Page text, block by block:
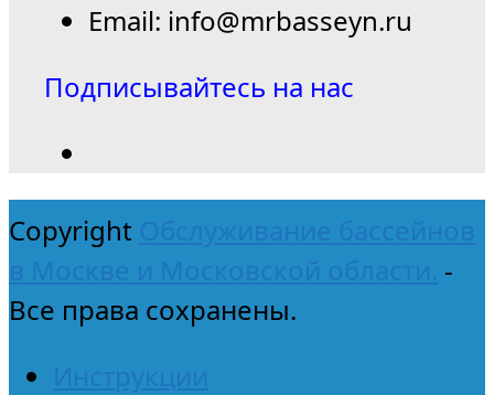
Email: info@mrbasseyn.ru
Подписывайтесь на нас
Copyright Обслуживание бассейнов
в Москве и Московской области. -
Все права сохранены.
Инструкции